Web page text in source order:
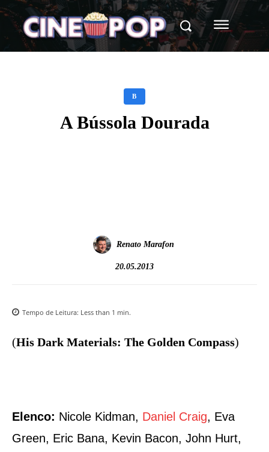
B
A Bússola Dourada
Renato Marafon
20.05.2013
Tempo de Leitura: Less than 1 min.
(His Dark Materials: The Golden Compass)
Elenco: Nicole Kidman, Daniel Craig, Eva
Green, Eric Bana, Kevin Bacon, John Hurt,